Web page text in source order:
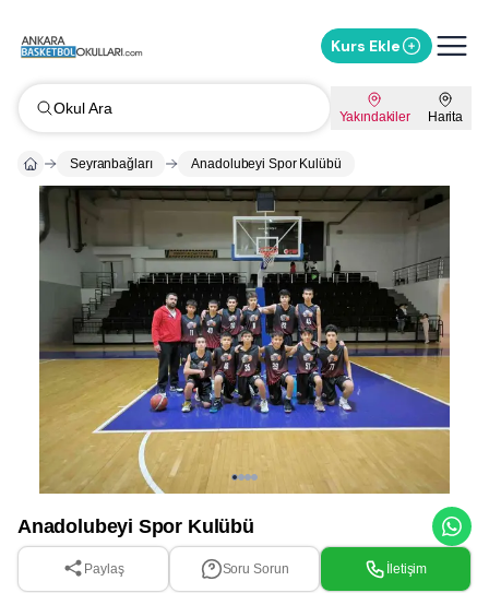
Kurs Ekle
Okul Ara Yakındakiler Harita
Seyranbağları Anadolubeyi Spor Kulübü
Whatsapp ile Mesaj Gönder
%10İndirimi Sor
Anadolubeyi Spor Kulübü
Paylaş Soru Sorun İletişim